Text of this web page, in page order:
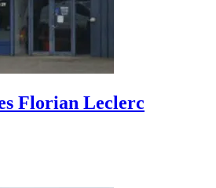
Florian Leclerc